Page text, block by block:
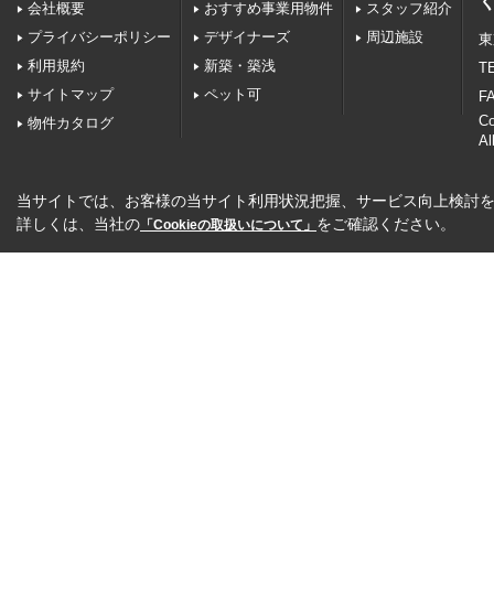
会社概要
プライバシーポリシー
利用規約
サイトマップ
物件カタログ
おすすめ事業用物件
デザイナーズ
新築・築浅
ペット可
スタッフ紹介
周辺施設
当サイトでは、お客様の当サイト利用状況把握、サービス向上検討
詳しくは、当社の 「Cookieの取扱いについて」 をご確認ください。